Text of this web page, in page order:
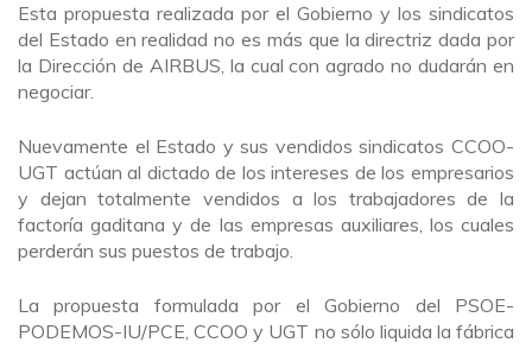
Esta propuesta realizada por el Gobierno y los sindicatos
del Estado en realidad no es más que la directriz dada por
la Dirección de AIRBUS, la cual con agrado no dudarán en
negociar.
Nuevamente el Estado y sus vendidos sindicatos CCOO-
UGT actúan al dictado de los intereses de los empresarios
y dejan totalmente vendidos a los trabajadores de la
factoría gaditana y de las empresas auxiliares, los cuales
perderán sus puestos de trabajo.
La propuesta formulada por el Gobierno del PSOE-
PODEMOS-IU/PCE, CCOO y UGT no sólo liquida la fábrica